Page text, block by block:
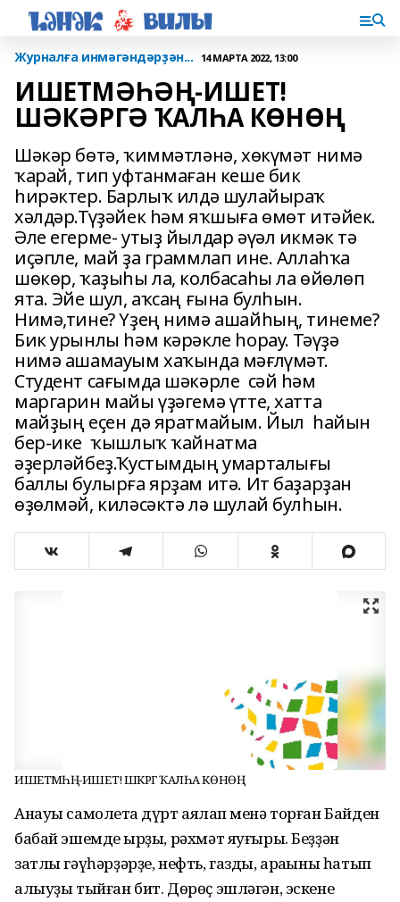
Журналға инмәгәндәрҙән... 14 МАРТА 2022, 13:00
ИШЕТМӘҺӘҢ-ИШЕТ!
ШӘКӘРГӘ ҠАЛҺА КӨНӨҢ
Шәкәр бөтә, ҡиммәтләнә, хөкүмәт нимә
ҡарай, тип уфтанмаған кеше бик
һирәктер. Барлыҡ илдә шулайыраҡ
хәлдәр.Түҙәйек һәм яҡшыға өмөт итәйек.
Әле егерме- утыҙ йылдар әүәл икмәк тә
иҫәпле, май ҙа граммлап ине. Аллаһҡа
шөкөр, ҡаҙыһы ла, колбасаһы ла өйөлөп
ята. Эйе шул, аҡсаң ғына булһын.
Нимә,тине? Үҙең нимә ашайһың, тинеме?
Бик урынлы һәм кәрәкле һорау. Тәүҙә
нимә ашамауым хаҡында мәғлүмәт.
Студент сағымда шәкәрле сәй һәм
маргарин майы үҙәгемә үтте, хатта
майҙың еҫен дә яратмайым. Йыл һайын
бер-ике ҡышлыҡ ҡайнатма
әҙерләйбеҙ.Ҡустымдың умарталығы
баллы булырға ярҙам итә. Ит баҙарҙан
өҙөлмәй, киләсәктә лә шулай булһын.
ИШЕТМӘҺӘҢ-ИШЕТ! ШӘКӘРГӘ ҠАЛҺА КӨНӨҢ
Анауы самолетҡа дүрт аяҡлап менә торған Байден
бабай эшемде ҡырҙы, рәхмәт яуғыры. Беҙҙән
затлы гәүһәрҙәрҙе, нефть, газды, араҡыны һатып
алыуҙы тыйған бит. Дөрөҫ эшләгән, эскене